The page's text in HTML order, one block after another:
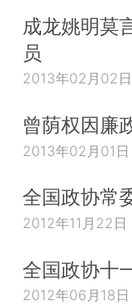
成龙姚明莫
员
2013年02月02日
曾荫权因廉
2013年02月01日
全国政协常
2012年11月22日
全国政协十
2012年06月18日